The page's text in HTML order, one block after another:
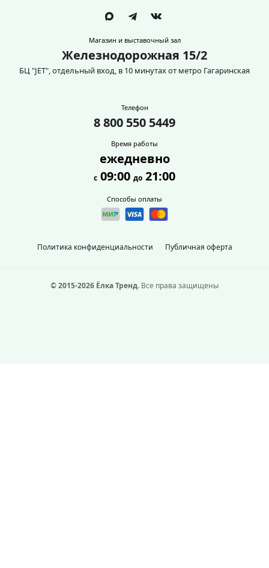
Магазин и выставочный зал
Железнодорожная 15/2
БЦ "JET", отдельный вход, в 10 минутах от метро Гагаринская
Политика конфиденциальности Публичная оферта
Телефон
8 800 550 5449
Время работы
ежедневно
с 09:00 до 21:00
Способы оплаты
© 2015-2026 Ёлка Тренд. Все права защищены